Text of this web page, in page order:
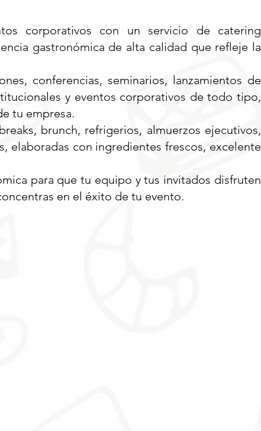
corporativos con un servicio de catering
gastronómica de alta calidad que refleje la
conferencias, seminarios, lanzamientos de
y eventos corporativos de todo tipo,
tu empresa.
brunch, refrigerios, almuerzos ejecutivos,
elaboradas con ingredientes frescos, excelente
para que tu equipo y tus invitados disfruten
en el éxito de tu evento.